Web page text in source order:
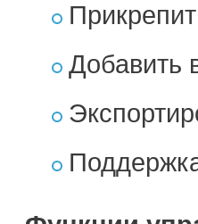
Добавить